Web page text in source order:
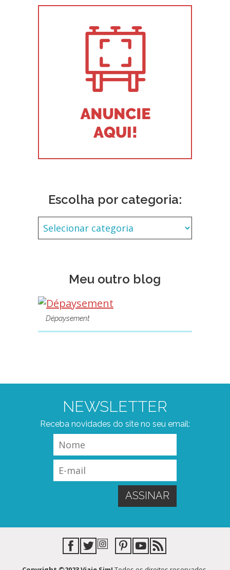
Escolha por categoria:
Meu outro blog
Dépaysement
NEWSLETTER
Receba novidades do site no seu email: